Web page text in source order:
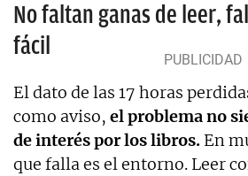
No faltan ganas de leer,
fácil
El dato de las 17 horas
como aviso, el problema no
de interés por los libros. En
que falla es el entorno. Leer